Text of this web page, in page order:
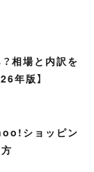
相場と内訳を
年版】
ショッピン